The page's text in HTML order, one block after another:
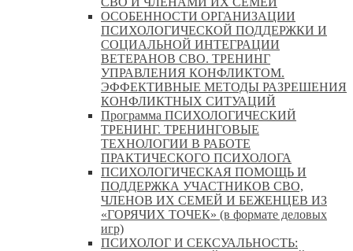
ОСОБЕННОСТИ ОРГАНИЗАЦИИ
ПСИХОЛОГИЧЕСКОЙ ПОДДЕРЖКИ И
СОЦИАЛЬНОЙ ИНТЕГРАЦИИ
ВЕТЕРАНОВ СВО. ТРЕНИНГ
УПРАВЛЕНИЯ КОНФЛИКТОМ.
ЭФФЕКТИВНЫЕ МЕТОДЫ РАЗРЕШЕНИЯ
КОНФЛИКТНЫХ СИТУАЦИЙ
Программа ПСИХОЛОГИЧЕСКИЙ
ТРЕНИНГ. ТРЕНИНГОВЫЕ
ТЕХНОЛОГИИ В РАБОТЕ
ПРАКТИЧЕСКОГО ПСИХОЛОГА
ПСИХОЛОГИЧЕСКАЯ ПОМОЩЬ И
ПОДДЕРЖКА УЧАСТНИКОВ СВО,
ЧЛЕНОВ ИХ СЕМЕЙ И БЕЖЕНЦЕВ ИЗ
«ГОРЯЧИХ ТОЧЕК» (в формате деловых
игр)
ПСИХОЛОГ И СЕКСУАЛЬНОСТЬ: